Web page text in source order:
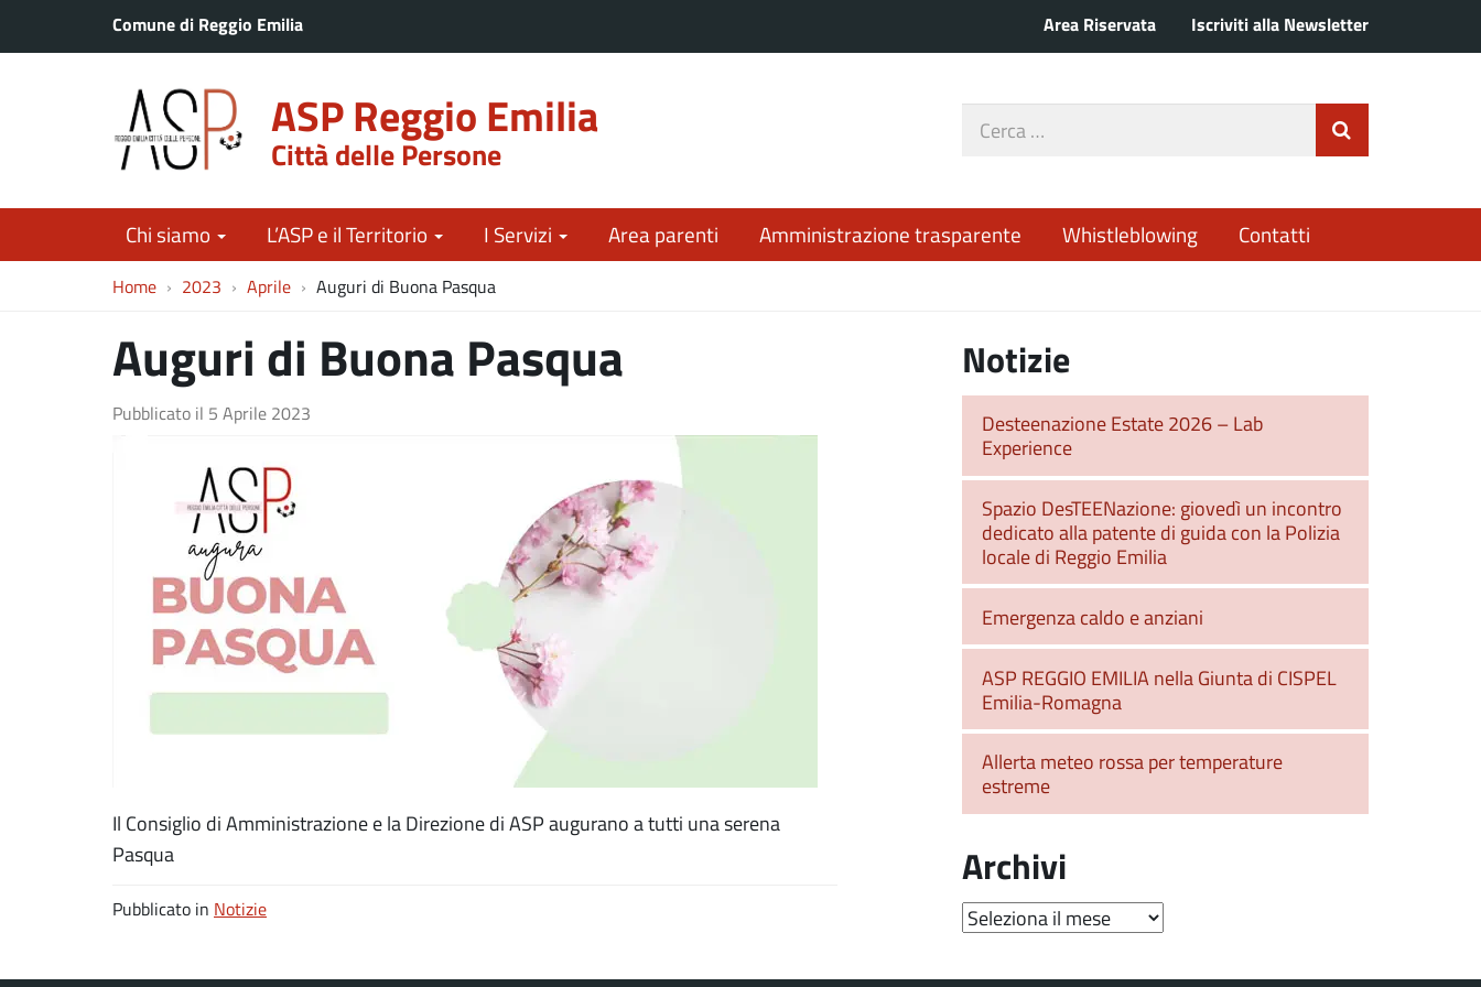
Comune di Reggio Emilia Area Riservata Iscriviti alla Newsletter
ASP Reggio Emilia
Città delle Persone
Cerca
Chi siamo L’ASP e il Territorio I Servizi Area parenti Amministrazione trasparente Whistleblowing Contatti
Home 2023 Aprile Auguri di Buona Pasqua
Auguri di Buona Pasqua
Pubblicato il 5 Aprile 2023
Il Consiglio di Amministrazione e la Direzione di ASP augurano a tutti una serena
Pasqua
Pubblicato in Notizie
Notizie
Desteenazione Estate 2026 – Lab
Experience
Spazio DesTEENazione: giovedì un incontro
dedicato alla patente di guida con la Polizia
locale di Reggio Emilia
Emergenza caldo e anziani
ASP REGGIO EMILIA nella Giunta di CISPEL
Emilia-Romagna
Allerta meteo rossa per temperature
estreme
Archivi
Archivi